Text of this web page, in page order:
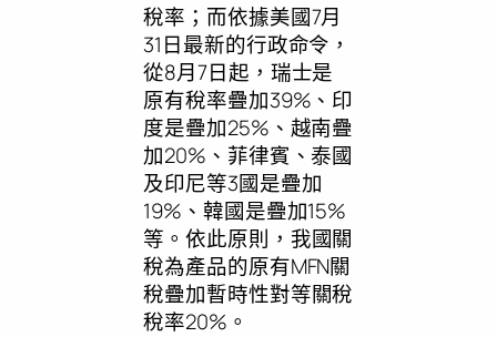
稅率；而依據美國7月
31日最新的行政命令，
從8月7日起，瑞士是
原有稅率疊加39%、印
度是疊加25%、越南疊
加20%、菲律賓、泰國
及印尼等3國是疊加
19%、韓國是疊加15%
等。依此原則，我國關
稅為產品的原有MFN關
稅疊加暫時性對等關稅
稅率20%。